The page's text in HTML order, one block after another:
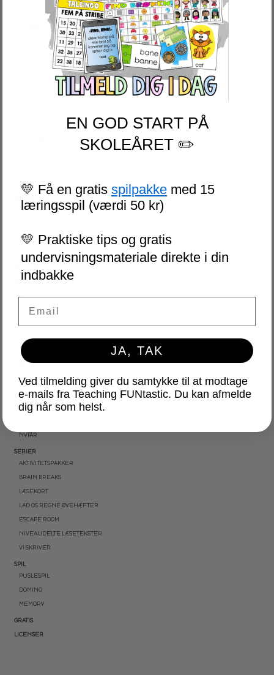
MATEMATIK
ADDITION OG SUBTRAKTION
MULTIPLIKATION OG DIVISION
TEKSTOPGAVER
TID: KLOKKEN OG KALENDER
ENGELSK SPROG OG BEGREBER
LÆRERVERKTØJ
KLASSERUMSOPPHÆNG
KLASSELEDELSE
SAMLEPAKKER
100 SKOLEDAGE
SKOLEAFSLUTNING
SOMMER
SKOLESTART
FN-DAGEN
HALLOWEEN
NYTÅR
SERIER
AKTIVITETSPAKKER
BRAIN BREAKS
LÆSEKORT
LAD OS REGNE ØVEHÆFTER
ESCAPE ROOM
NIVEAUDELTE LÆSETEKSTER
VI SKRIVER
SPIL
PUSLESPIL
DOMINO
MEMORY
GRATIS
LICENSER
EN GOD START PÅ
SKOLEÅRET ✏️
💛 Få en gratis spilpakke med 15
læringsspil (værdi 50 kr)
💛 Praktiske tips og gratis
undervisningsmateriale direkte i din
indbakke
JA, TAK
Ved tilmelding giver du samtykke til at modtage
e-mails fra Teaching FUNtastic. Du kan afmelde
dig når som helst.